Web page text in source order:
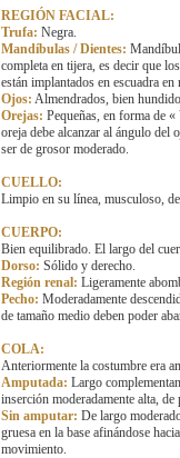
REGIÓN FACIAL:
Trufa: Negra.
Mandíbulas / Dientes:
completa en tijera, es decir que
están implantados en escuadra
Ojos: Almendrados, bien
Orejas: Pequeñas, en forma de
oreja debe alcanzar al ángulo del
ser de grosor moderado.
CUELLO:
Limpio en su línea, musculoso,
CUERPO:
Bien equilibrado. El largo del
Dorso: Sólido y derecho.
Región renal: Ligeramente
Pecho: Moderadamente
de tamaño medio deben poder
COLA:
Anteriormente la costumbre era
Amputada: Largo
inserción moderadamente alta,
Sin amputar: De largo
gruesa en la base afinándose
movimiento.